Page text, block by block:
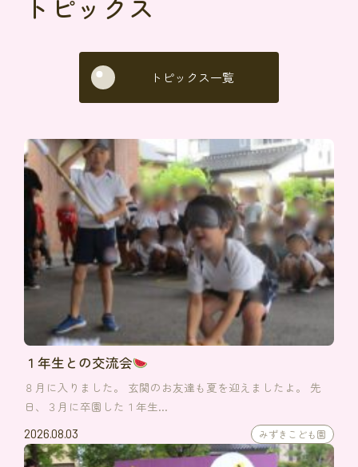
トピックス一覧
１年生との交流会
８月に入りました。 玄関のお友達も夏を迎えましたよ。 先
日、３月に卒園した１年生…
2026.08.03 みずきこども園